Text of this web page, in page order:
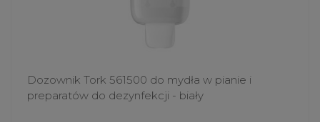
Dozownik Tork 561500 do mydła w pianie i
preparatów do dezynfekcji - biały